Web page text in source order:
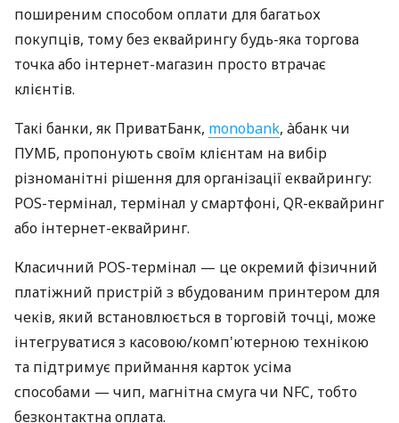
поширеним способом оплати для багатьох
покупців, тому без еквайрингу будь-яка торгова
точка або інтернет-магазин просто втрачає
клієнтів.
Такі банки, як ПриватБанк, monobank, àбанк чи
ПУМБ, пропонують своїм клієнтам на вибір
різноманітні рішення для організації еквайрингу:
POS-термінал, термінал у смартфоні, QR-еквайринг
або інтернет-еквайринг.
Класичний POS-термінал — це окремий фізичний
платіжний пристрій з вбудованим принтером для
чеків, який встановлюється в торговій точці, може
інтегруватися з касовою/комп'ютерною технікою
та підтримує приймання карток усіма
способами — чип, магнітна смуга чи NFC, тобто
безконтактна оплата.